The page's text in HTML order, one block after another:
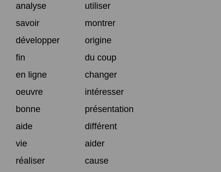
analyse
utiliser
savoir
montrer
développer
origine
fin
du coup
en ligne
changer
oeuvre
intéresser
bonne
présentation
aide
différent
vie
aider
réaliser
cause